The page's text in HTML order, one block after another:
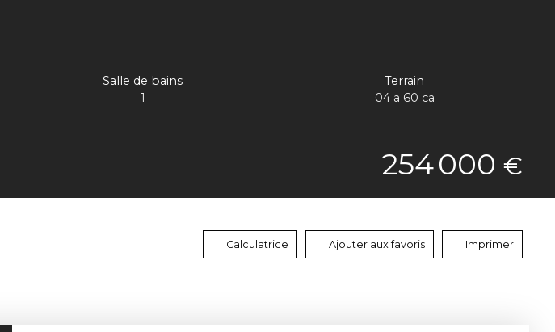
Salle de bains
1
Terrain
04 a 60 ca
254 000 €
Calculatrice Ajouter aux favoris Imprimer